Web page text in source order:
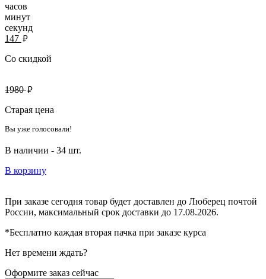
часов
минут
секунд
147 руб.
Со скидкой
1980руб.
Старая цена
Вы уже голосовали!
В наличии - 34 шт.
В корзину
При заказе сегодня товар будет доставлен до Люберец почтой
России, максимальный срок доставки до 17.08.2026.
*Бесплатно каждая вторая пачка при заказе курса
Нет времени ждать?
Оформите заказ сейчас